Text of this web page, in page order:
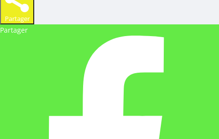
Partager
Partager